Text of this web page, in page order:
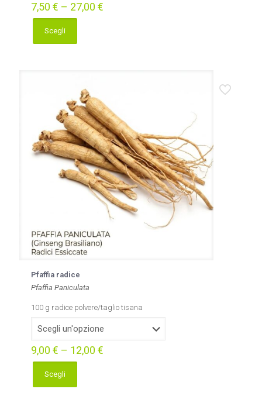
7,50 € – 27,00 €
Scegli
Questo
prodotto
possono
scelte
nella
pagina
Pfaffia radice
Pfaffia Paniculata
100 g radice polvere/taglio tisana
9,00 € – 12,00 €
Scegli
Questo
prodotto